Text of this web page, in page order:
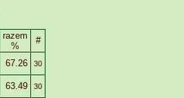
razem
%
#
67.26 30
63.49 30